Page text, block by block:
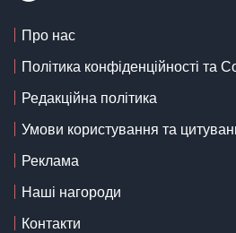
Про нас
Політика конфіденційності та
Редакційна політика
Умови користування та
Реклама
Наші нагороди
Контакти